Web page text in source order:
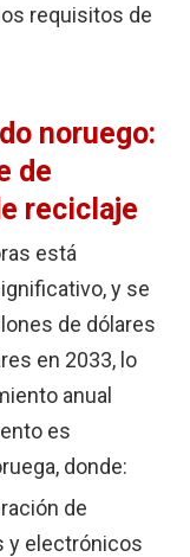
requisitos de
noruego:
de
reciclaje
está
y se
de dólares
en 2033, lo
anual
es
donde:
de
y electrónicos